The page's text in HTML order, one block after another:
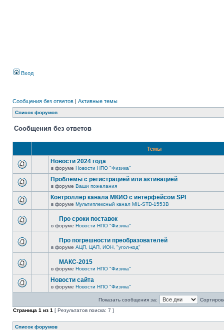
Вход
Сообщения без ответов | Активные темы
Список форумов
Сообщения без ответов
Темы
Новости 2024 года
в форуме Новости НПО "Физика"
Проблемы с регистрацией или активацией
в форуме Ваши пожелания
Контроллер канала МКИО с интерфейсом SPI
в форуме Мультиплексный канал MIL-STD-1553B
Про сроки поставок
в форуме Новости НПО "Физика"
Про погрешности преобразователей
в форуме АЦП, ЦАП, ИОН, "угол-код"
МАКС-2015
в форуме Новости НПО "Физика"
Новости сайта
в форуме Новости НПО "Физика"
Показать сообщения за:
Страница 1 из 1 [ Результатов поиска: 7 ]
Список форумов